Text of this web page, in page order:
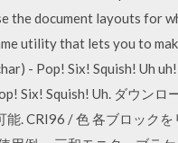
the document layouts for
utility that lets you to
- Pop! Six! Squish! Uh
Six! Squish! Uh. ダウン
. CRI96 / 色 各ブロック